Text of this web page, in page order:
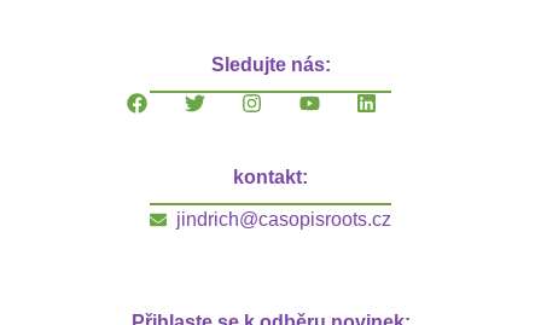
Sledujte nás:
kontakt:
jindrich@casopisroots.cz